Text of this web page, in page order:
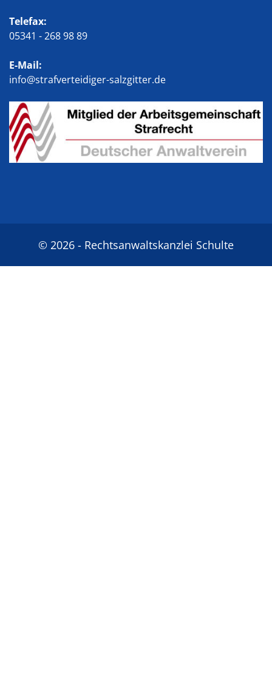
Telefax:
05341 - 268 98 89
E-Mail:
info@strafverteidiger-salzgitter.de
© 2026 - Rechtsanwaltskanzlei Schulte